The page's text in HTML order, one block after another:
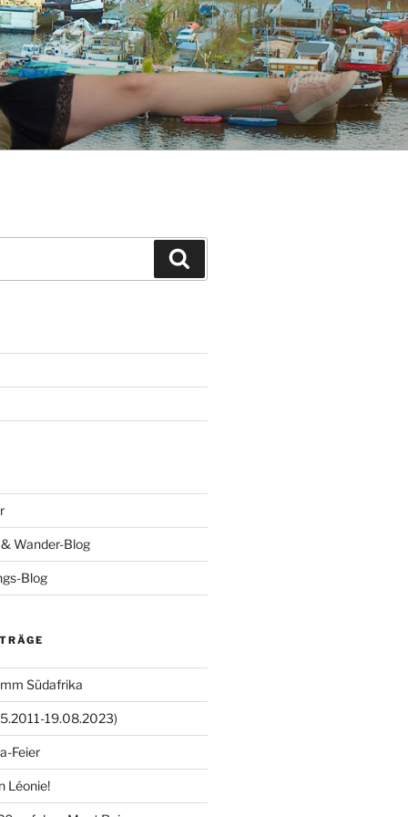
& Wander-Blog
Blog
Südafrika
19.08.2023)
Feier
Léonie!